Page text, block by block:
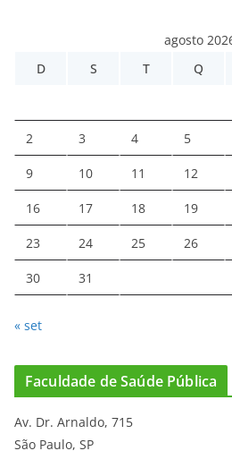
agosto
D
S T Q
2 3 4 5
9 10 11 12
16 17 18 19
23 24 25 26
30 31
« set
Faculdade de Saúde Pública
Av. Dr. Arnaldo, 715
São Paulo, SP